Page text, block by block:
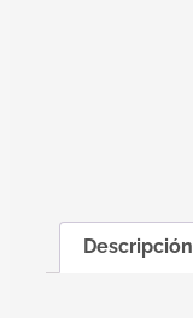
Descripción